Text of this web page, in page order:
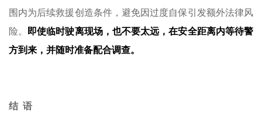
围内为后续救援创造条件，避免因过度自保引发额外法律风
险。
即使临时驶离现场，也不要太远，在安全距离内等待警
方到来，并随时准备配合调查。
结 语